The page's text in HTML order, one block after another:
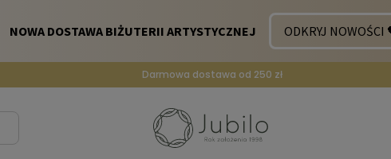
Darmowa dostawa od 250 zł